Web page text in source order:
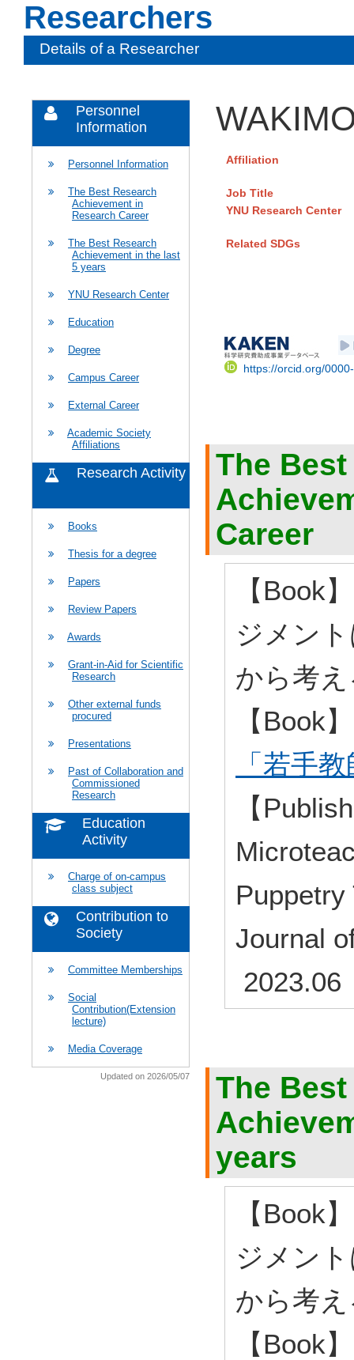
Researchers
Details of a Researcher
Personnel
Information
Personnel Information
The Best Research
Achievement in
Research Career
The Best Research
Achievement in the last
5 years
YNU Research Center
Education
Degree
Campus Career
External Career
Academic Society
Affiliations
Research Activity
Books
Thesis for a degree
Papers
Review Papers
Awards
Grant-in-Aid for Scientific
Research
Other external funds
procured
Presentations
Past of Collaboration and
Commissioned
Research
Education
Activity
Charge of on-campus
class subject
Contribution to
Society
Committee Memberships
Social
Contribution(Extension
lecture)
Media Coverage
Updated on 2026/05/07
Affiliation
Job Title
YNU Research Center
Related SDGs
https://orcid.org/
The
Career
【Book
ジメン
から考
【Book
「若手
【
Puppetry
Journal
2023.06
The
years
【Book
ジメン
から考
【Book